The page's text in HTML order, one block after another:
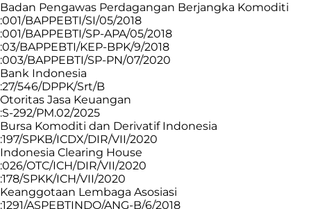
Badan Pengawas Perdagangan Berjangka Komoditi
:001/BAPPEBTI/SI/05/2018
:001/BAPPEBTI/SP-APA/05/2018
:03/BAPPEBTI/KEP-BPK/9/2018
:003/BAPPEBTI/SP-PN/07/2020
Bank Indonesia
:27/546/DPPK/Srt/B
Otoritas Jasa Keuangan
:S-292/PM.02/2025
Bursa Komoditi dan Derivatif Indonesia
:197/SPKB/ICDX/DIR/VII/2020
Indonesia Clearing House
:026/OTC/ICH/DIR/VII/2020
:178/SPKK/ICH/VII/2020
Keanggotaan Lembaga Asosiasi
:1291/ASPEBTINDO/ANG-B/6/2018